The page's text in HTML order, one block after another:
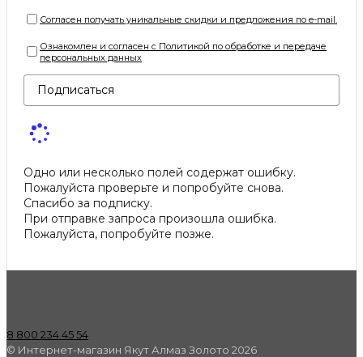
Согласен получать уникальные скидки и предложения по e-mail.
Ознакомлен и согласен с Политикой по обработке и передаче
персональных данных
Подписаться
Одно или несколько полей содержат ошибку.
Пожалуйста проверьте и попробуйте снова.
Спасибо за подписку.
При отправке запроса произошла ошибка.
Пожалуйста, попробуйте позже.
8 800 234 45 54
© Интернет-магазин Якут Алмаз Золото 2026